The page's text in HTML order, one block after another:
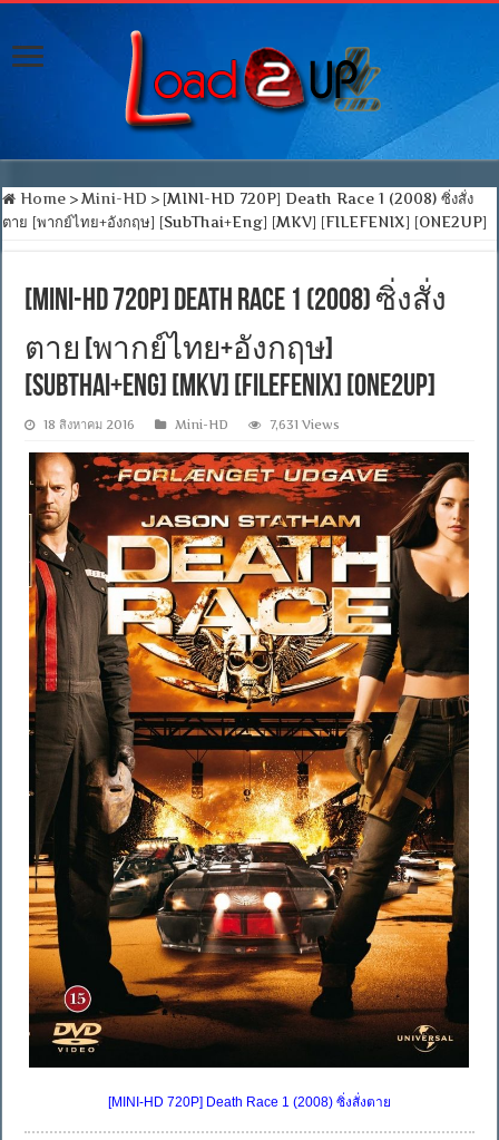
Home > Mini-HD > [MINI-HD 720P] Death Race 1 (2008) ซิ่งสั่ง
ตาย [พากย์ไทย+อังกฤษ] [SubThai+Eng] [MKV] [FILEFENIX] [ONE2UP]
[MINI-HD 720P] Death Race 1 (2008) ซิ่งสั่ง
ตาย [พากย์ไทย+อังกฤษ]
[SubThai+Eng] [MKV] [FILEFENIX] [ONE2UP]
18 สิงหาคม 2016 Mini-HD 7,631 Views
[MINI-HD 720P] Death Race 1 (2008) ซิ่งสั่งตาย